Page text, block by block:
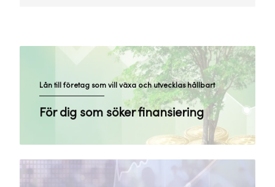
Lån till företag som vill växa och utvecklas hållbart
För dig som söker finansiering